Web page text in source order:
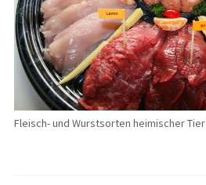
Fleisch- und Wurstsorten heimischer